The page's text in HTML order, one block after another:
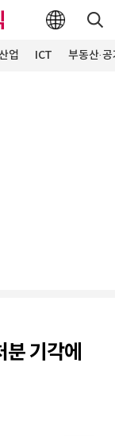
업 ICT 부동산·
기각에